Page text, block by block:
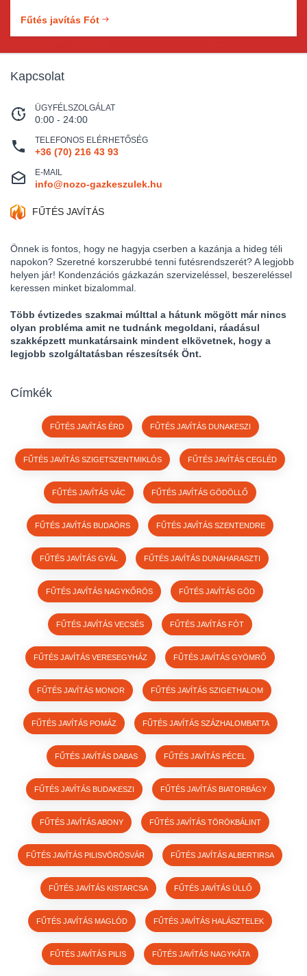
Fűtés javítás Fót
Kapcsolat
ÜGYFÉLSZOLGÁLAT
0:00 - 24:00
TELEFONOS ELÉRHETŐSÉG
+36 (70) 216 43 93
E-MAIL
info@nozo-gazkeszulek.hu
FŰTÉS JAVÍTÁS
Önnek is fontos, hogy ne hagyja cserben a kazánja a hideg téli
napokon? Szeretné korszerubbé tenni futésrendszerét? A legjobb
helyen jár! Kondenzációs gázkazán szervizeléssel, beszereléssel
keressen minket bizalommal.
Több évtizedes szakmai múlttal a hátunk mögött már nincs
olyan probléma amit ne tudnánk megoldani, ráadásul
szakképzett munkatársaink mindent elkövetnek, hogy a
legjobb szolgáltatásban részesítsék Önt.
Címkék
FŰTÉS JAVÍTÁS ÉRD FŰTÉS JAVÍTÁS DUNAKESZI
FŰTÉS JAVÍTÁS SZIGETSZENTMIKLÓS FŰTÉS JAVÍTÁS CEGLÉD
FŰTÉS JAVÍTÁS VÁC FŰTÉS JAVÍTÁS GÖDÖLLŐ
FŰTÉS JAVÍTÁS BUDAÖRS FŰTÉS JAVÍTÁS SZENTENDRE
FŰTÉS JAVÍTÁS GYÁL FŰTÉS JAVÍTÁS DUNAHARASZTI
FŰTÉS JAVÍTÁS NAGYKŐRÖS FŰTÉS JAVÍTÁS GÖD
FŰTÉS JAVÍTÁS VECSÉS FŰTÉS JAVÍTÁS FÓT
FŰTÉS JAVÍTÁS VERESEGYHÁZ FŰTÉS JAVÍTÁS GYÖMRŐ
FŰTÉS JAVÍTÁS MONOR FŰTÉS JAVÍTÁS SZIGETHALOM
FŰTÉS JAVÍTÁS POMÁZ FŰTÉS JAVÍTÁS SZÁZHALOMBATTA
FŰTÉS JAVÍTÁS DABAS FŰTÉS JAVÍTÁS PÉCEL
FŰTÉS JAVÍTÁS BUDAKESZI FŰTÉS JAVÍTÁS BIATORBÁGY
FŰTÉS JAVÍTÁS ABONY FŰTÉS JAVÍTÁS TÖRÖKBÁLINT
FŰTÉS JAVÍTÁS PILISVÖRÖSVÁR FŰTÉS JAVÍTÁS ALBERTIRSA
FŰTÉS JAVÍTÁS KISTARCSA FŰTÉS JAVÍTÁS ÜLLŐ
FŰTÉS JAVÍTÁS MAGLÓD FŰTÉS JAVÍTÁS HALÁSZTELEK
FŰTÉS JAVÍTÁS PILIS FŰTÉS JAVÍTÁS NAGYKÁTA